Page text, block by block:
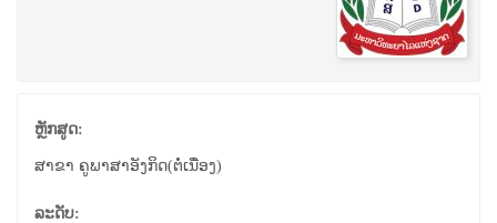
ຫຼັກສູດ:
ສາຂາ ຄູພາ​ສາ​ອັງ​ກິດ(ຕໍ່ເນື່ອງ)
ລະດັບ: